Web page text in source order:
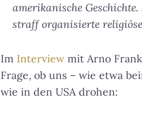
amerikanische
straff organisierte
Im Interview mit Arno
Frage, ob uns – wie etwa
wie in den USA drohen: